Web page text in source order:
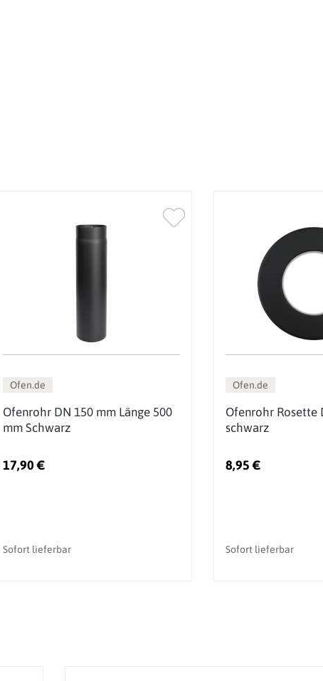
Ofen.de
Ofenrohr DN 150 mm Länge 500
mm Schwarz
17,90 €
Sofort lieferbar
Ofen.de
Ofenrohr Rosette
schwarz
8,95 €
Sofort lieferbar